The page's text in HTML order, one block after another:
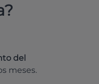
del
meses.